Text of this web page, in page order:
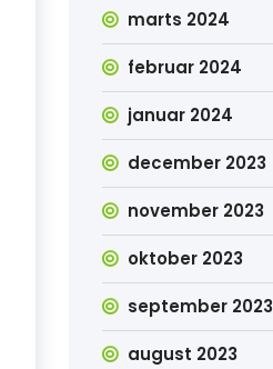
marts 2024
februar 2024
januar 2024
december 2023
november 2023
oktober 2023
september 2023
august 2023